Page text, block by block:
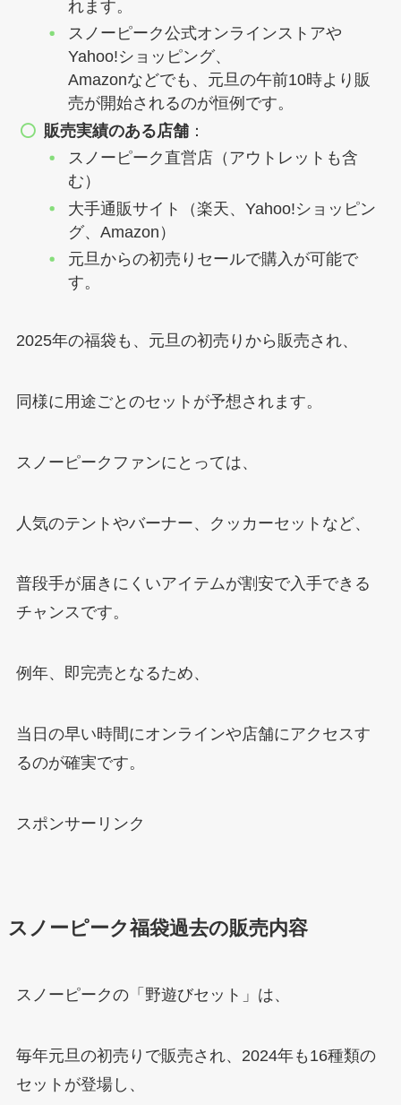
れます。
スノーピーク公式オンラインストアや
Yahoo!ショッピング、
Amazonなどでも、元旦の午前10時より販
売が開始されるのが恒例です。
販売実績のある店舗 ：
スノーピーク直営店（アウトレットも含
む）
大手通販サイト（楽天、Yahoo!ショッピン
グ、Amazon）
元旦からの初売りセールで購入が可能で
す。
2025年の福袋も、元旦の初売りから販売され、
同様に用途ごとのセットが予想されます。
スノーピークファンにとっては、
人気のテントやバーナー、クッカーセットなど、
普段手が届きにくいアイテムが割安で入手できる
チャンスです。
例年、即完売となるため、
当日の早い時間にオンラインや店舗にアクセスす
るのが確実です。
スポンサーリンク
スノーピーク福袋過去の販売内容
スノーピークの「野遊びセット」は、
毎年元旦の初売りで販売され、2024年も16種類の
セットが登場し、